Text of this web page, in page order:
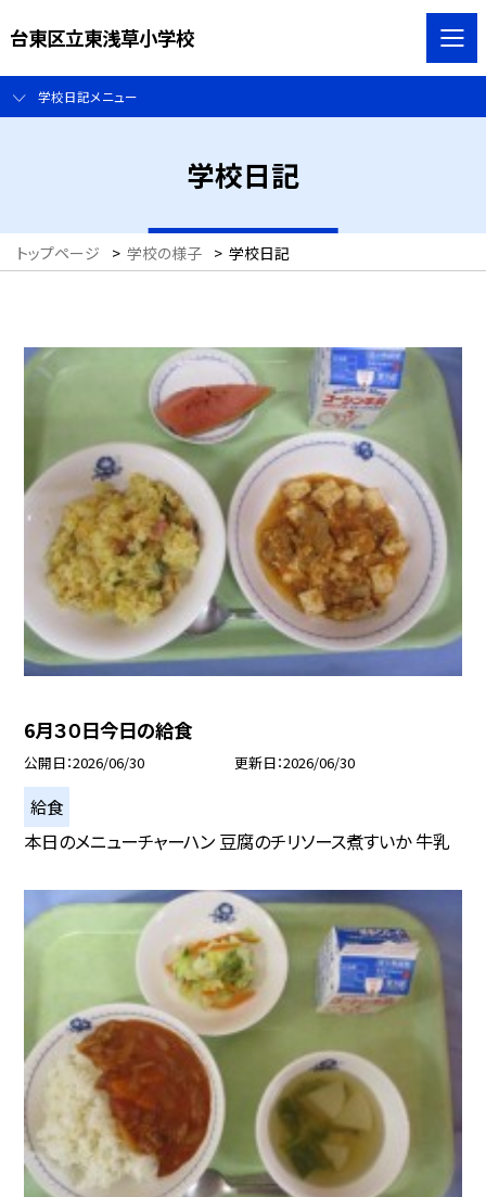
台東区立東浅草小学校
学校日記メニュー
学校日記
トップページ > 学校の様子 > 学校日記
6月３０日今日の給食
公開日 2026/06/30 更新日 2026/06/30
給食
本日のメニューチャーハン 豆腐のチリソース煮すいか 牛乳